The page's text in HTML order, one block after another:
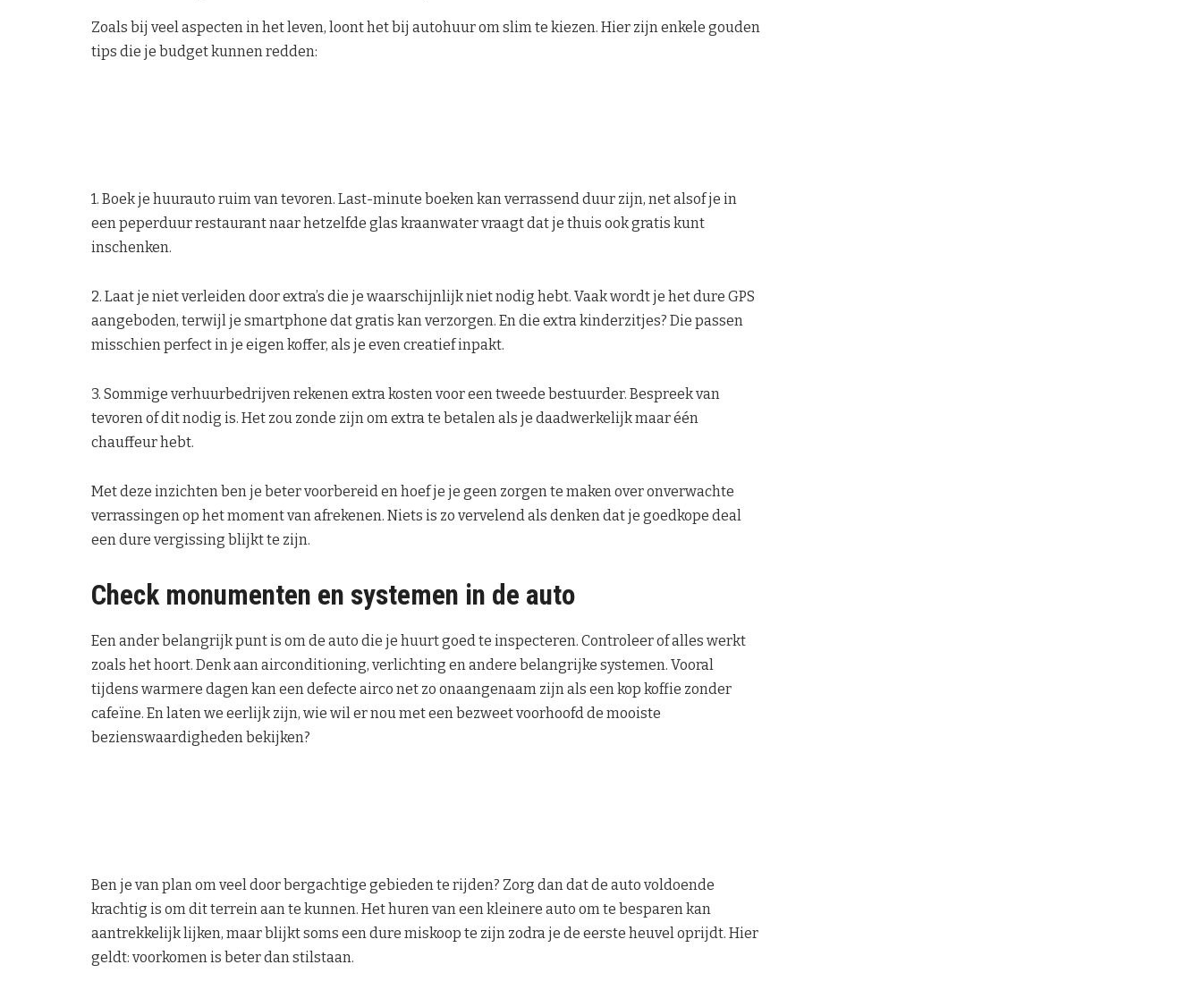
Zoals bij veel aspecten in het leven, loont het bij autohuur om slim te kiezen. Hier zijn enkele gouden
tips die je budget kunnen redden:
1. Boek je huurauto ruim van tevoren. Last-minute boeken kan verrassend duur zijn, net alsof je in
een peperduur restaurant naar hetzelfde glas kraanwater vraagt dat je thuis ook gratis kunt
inschenken.
2. Laat je niet verleiden door extra’s die je waarschijnlijk niet nodig hebt. Vaak wordt je het dure GPS
aangeboden, terwijl je smartphone dat gratis kan verzorgen. En die extra kinderzitjes? Die passen
misschien perfect in je eigen koffer, als je even creatief inpakt.
3. Sommige verhuurbedrijven rekenen extra kosten voor een tweede bestuurder. Bespreek van
tevoren of dit nodig is. Het zou zonde zijn om extra te betalen als je daadwerkelijk maar één
chauffeur hebt.
Met deze inzichten ben je beter voorbereid en hoef je je geen zorgen te maken over onverwachte
verrassingen op het moment van afrekenen. Niets is zo vervelend als denken dat je goedkope deal
een dure vergissing blijkt te zijn.
Check monumenten en systemen in de auto
Een ander belangrijk punt is om de auto die je huurt goed te inspecteren. Controleer of alles werkt
zoals het hoort. Denk aan airconditioning, verlichting en andere belangrijke systemen. Vooral
tijdens warmere dagen kan een defecte airco net zo onaangenaam zijn als een kop koffie zonder
cafeïne. En laten we eerlijk zijn, wie wil er nou met een bezweet voorhoofd de mooiste
bezienswaardigheden bekijken?
Ben je van plan om veel door bergachtige gebieden te rijden? Zorg dan dat de auto voldoende
krachtig is om dit terrein aan te kunnen. Het huren van een kleinere auto om te besparen kan
aantrekkelijk lijken, maar blijkt soms een dure miskoop te zijn zodra je de eerste heuvel oprijdt. Hier
geldt: voorkomen is beter dan stilstaan.